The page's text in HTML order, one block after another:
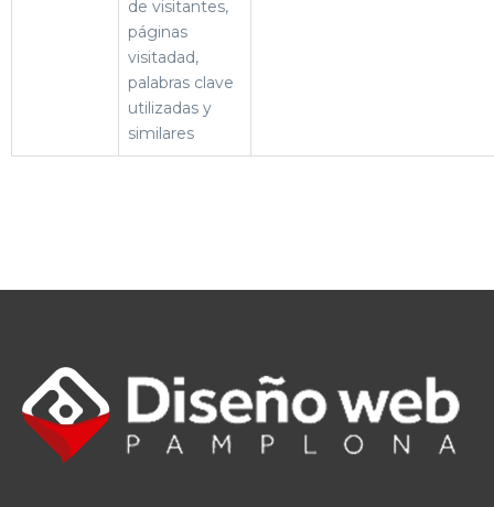
de visitantes,
páginas
visitadad,
palabras clave
utilizadas y
similares